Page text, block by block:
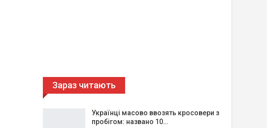
Зараз читають
Українці масово ввозять кросовери з
пробігом: названо 10…